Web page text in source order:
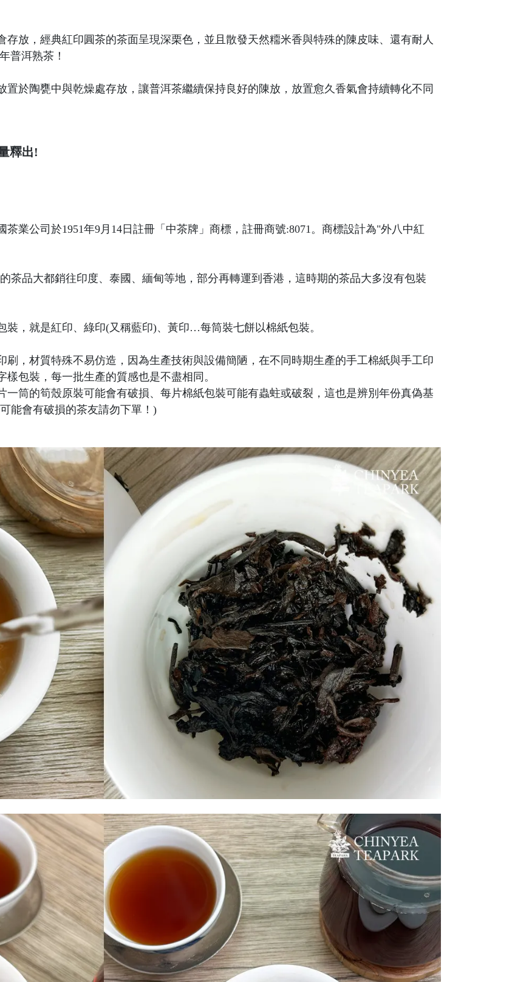
存放，經典紅印圓茶的茶面呈現深栗色，並且散發天然糥米香與特殊的陳皮味、還有耐人
普洱熟茶！
於陶甕中與乾燥處存放，讓普洱茶繼續保持良好的陳放，放置愈久香氣會持續轉化不同
釋出!
茶業公司於1951年9月14日註冊「中茶牌」商標，註冊商號:8071。商標設計為"外八中紅
茶品大都銷往印度、泰國、緬甸等地，部分再轉運到香港，這時期的茶品大多沒有包裝
裝，就是紅印、綠印(又稱藍印)、黃印…每筒裝七餅以棉紙包裝。
，材質特殊不易仿造，因為生產技術與設備簡陋，在不同時期生產的手工棉紙與手工印
包裝，每一批生產的質感也是不盡相同。
一筒的筍殼原裝可能會有破損、每片棉紙包裝可能有蟲蛀或破裂，這也是辨別年份真偽基
能會有破損的茶友請勿下單！)